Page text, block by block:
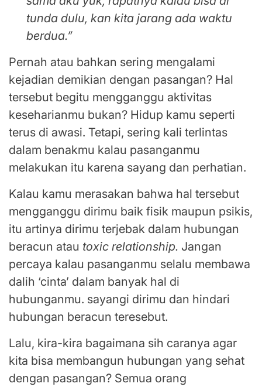
tunda dulu, kan kita jarang ada waktu
berdua.”
Pernah atau bahkan sering mengalami
kejadian demikian dengan pasangan? Hal
tersebut begitu mengganggu aktivitas
keseharianmu bukan? Hidup kamu seperti
terus di awasi. Tetapi, sering kali terlintas
dalam benakmu kalau pasanganmu
melakukan itu karena sayang dan perhatian.
Kalau kamu merasakan bahwa hal tersebut
mengganggu dirimu baik fisik maupun psikis,
itu artinya dirimu terjebak dalam hubungan
beracun atau toxic relationship. Jangan
percaya kalau pasanganmu selalu membawa
dalih ‘cinta’ dalam banyak hal di
hubunganmu. sayangi dirimu dan hindari
hubungan beracun teresebut.
Lalu, kira-kira bagaimana sih caranya agar
kita bisa membangun hubungan yang sehat
dengan pasangan? Semua orang